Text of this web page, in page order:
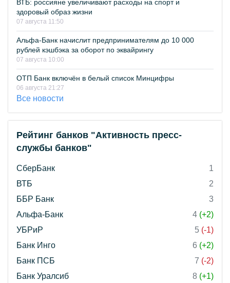
ВТБ: россияне увеличивают расходы на спорт и
здоровый образ жизни
07 августа 11:50
Альфа-Банк начислит предпринимателям до 10 000
рублей кэшбэка за оборот по эквайрингу
07 августа 10:00
ОТП Банк включён в белый список Минцифры
06 августа 21:27
Все новости
Рейтинг банков "Активность пресс-
службы банков"
СберБанк
1
ВТБ
2
ББР Банк
3
Альфа-Банк
4 (+2)
УБРиР
5 (-1)
Банк Инго
6 (+2)
Банк ПСБ
7 (-2)
Банк Уралсиб
8 (+1)